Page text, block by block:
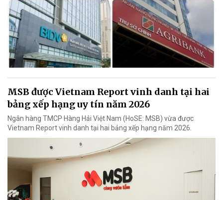
MSB được Vietnam Report vinh danh tại hai
bảng xếp hạng uy tín năm 2026
Ngân hàng TMCP Hàng Hải Việt Nam (HoSE: MSB) vừa được
Vietnam Report vinh danh tại hai bảng xếp hạng năm 2026.